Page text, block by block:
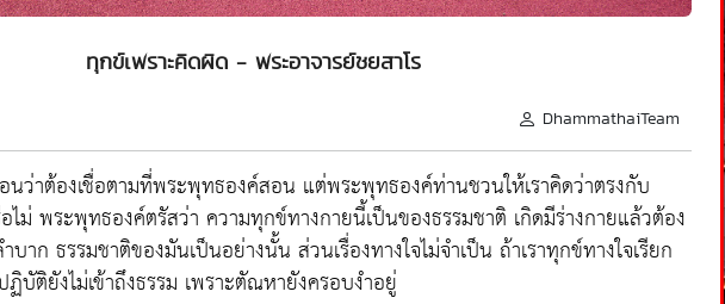
ทุกข์เพราะคิดผิด - พระอาจารย์ชยสาโร
DhammathaiTeam
นว่าต้องเชื่อตามที่พระพุทธองค์สอน แต่พระพุทธองค์ท่านชวนให้เราคิดว่าตรงกับ
ไม่ พระพุทธองค์ตรัสว่า ความทุกข์ทางกายนี้เป็นของธรรมชาติ เกิดมีร่างกายแล้วต้อง
าก ธรรมชาติของมันเป็นอย่างนั้น ส่วนเรื่องทางใจไม่จำเป็น ถ้าเราทุกข์ทางใจเรียก
ฏิบัติยังไม่เข้าถึงธรรม เพราะตัณหายังครอบงำอยู่